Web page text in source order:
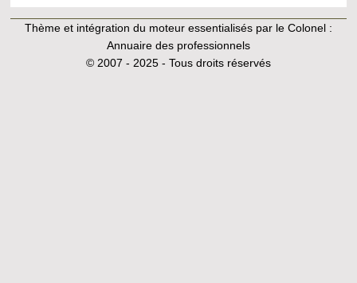
Thème et intégration du moteur essentialisés par le Colonel :
Annuaire des professionnels
© 2007 - 2025 - Tous droits réservés